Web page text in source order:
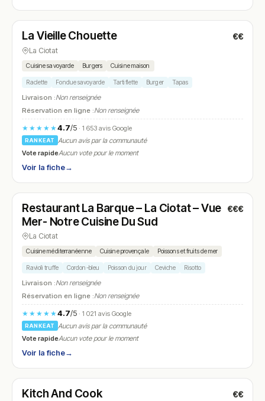
N° 17
La Vieille Chouette €€
La Ciotat
Cuisine savoyarde Burgers Cuisine maison
Raclette Fondue savoyarde Tartiflette Burger Tapas
Livraison :Non renseignée
Réservation en ligne :Non renseignée
★★★★★4.7/5· 1 653 avis Google
RANKEAT
Aucun avis par la communauté
Vote rapideAucun vote pour le moment
Voir la fiche→
N° 18
Restaurant La Barque – La Ciotat – Vue
Mer- Notre Cuisine Du Sud
€€€
La Ciotat
Cuisine méditerranéenne Cuisine provençale Poissons et fruits de mer
Ravioli truffe Cordon-bleu Poisson du jour Ceviche Risotto
Livraison :Non renseignée
Réservation en ligne :Non renseignée
★★★★★4.7/5· 1 021 avis Google
RANKEAT
Aucun avis par la communauté
Vote rapideAucun vote pour le moment
Voir la fiche→
N° 19
Kitch And Cook €€